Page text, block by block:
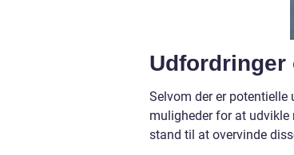
Selvom der er potentielle
muligheder for at
stand til at overvinde